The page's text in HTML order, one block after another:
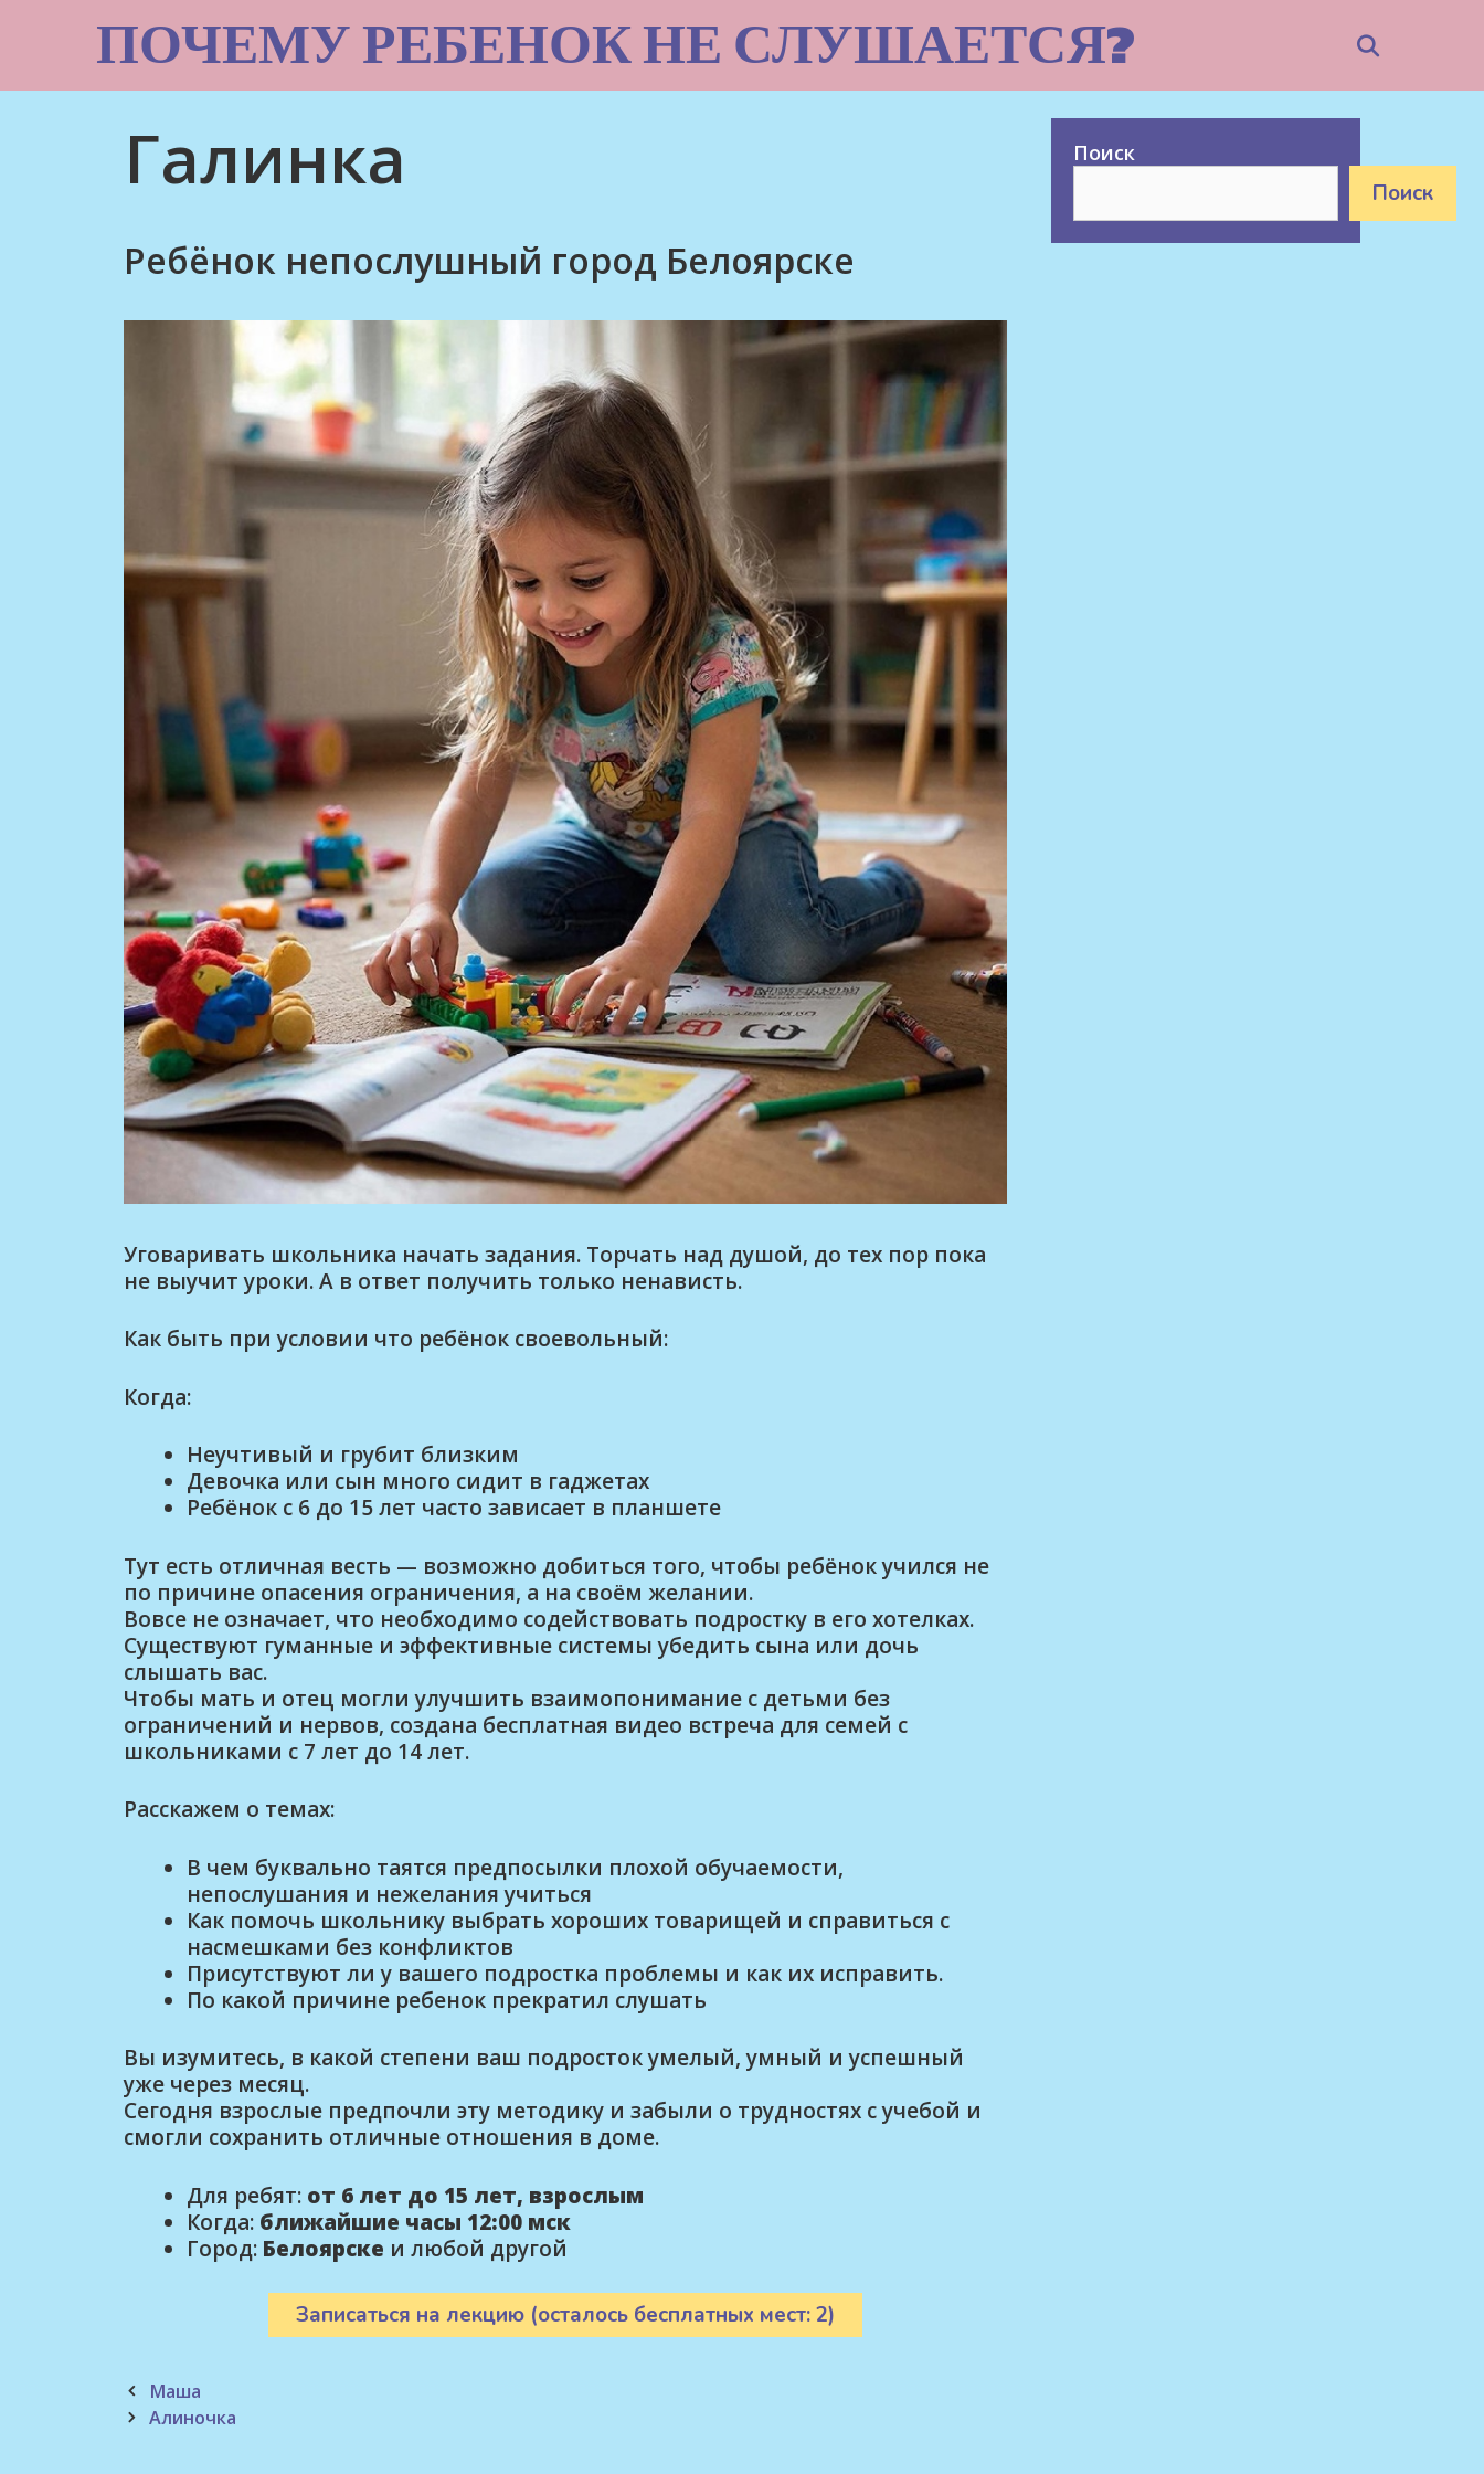
ПОЧЕМУ РЕБЕНОК НЕ СЛУШАЕТСЯ?
Галинка
Ребёнок непослушный город Белоярске
Уговаривать школьника начать задания. Торчать над душой, до тех пор пока
не выучит уроки. А в ответ получить только ненависть.
Как быть при условии что ребёнок своевольный:
Когда:
Неучтивый и грубит близким
Девочка или сын много сидит в гаджетах
Ребёнок с 6 до 15 лет часто зависает в планшете
Тут есть отличная весть — возможно добиться того, чтобы ребёнок учился не
по причине опасения ограничения, а на своём желании.
Вовсе не означает, что необходимо содействовать подростку в его хотелках.
Существуют гуманные и эффективные системы убедить сына или дочь
слышать вас.
Чтобы мать и отец могли улучшить взаимопонимание с детьми без
ограничений и нервов, создана бесплатная видео встреча для семей с
школьниками с 7 лет до 14 лет.
Расскажем о темах:
В чем буквально таятся предпосылки плохой обучаемости,
непослушания и нежелания учиться
Как помочь школьнику выбрать хороших товарищей и справиться с
насмешками без конфликтов
Присутствуют ли у вашего подростка проблемы и как их исправить.
По какой причине ребенок прекратил слушать
Вы изумитесь, в какой степени ваш подросток умелый, умный и успешный
уже через месяц.
Сегодня взрослые предпочли эту методику и забыли о трудностях с учебой и
смогли сохранить отличные отношения в доме.
Для ребят: от 6 лет до 15 лет, взрослым
Когда: ближайшие часы 12:00 мск
Город: Белоярске и любой другой
Записаться на лекцию (осталось бесплатных мест: 2)
Post
navigation
Маша
Алиночка
Поиск
Поиск